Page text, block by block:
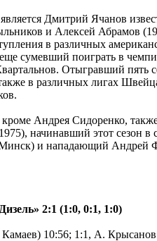
Дмитрий Ячанов
и Алексей Абрамов
в различных
еще сумевший поиграть в
Отыгравший пять
в различных лигах
Андрея Сидоренко,
начинавший этот сезон
и нападающий Андрей
2:1 (1:0, 0:1, 1:0)
10:56; 1:1, А.